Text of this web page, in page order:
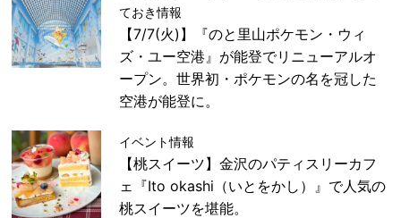
ておき情報
【7/7(火)】『のと里山ポケモン・ウィ
ズ・ユー空港』が能登でリニューアルオ
ープン。世界初・ポケモンの名を冠した
空港が能登に。
イベント情報
【桃スイーツ】金沢のパティスリーカフ
ェ『Ito okashi（いとをかし）』で人気の
桃スイーツを堪能。